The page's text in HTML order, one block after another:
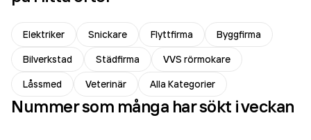
Elektriker Snickare Flyttfirma
Byggfirma
Bilverkstad
Städfirma
VVS rörmokare
Låssmed
Veterinär Alla Kategorier
Nummer som många har sökt i veckan